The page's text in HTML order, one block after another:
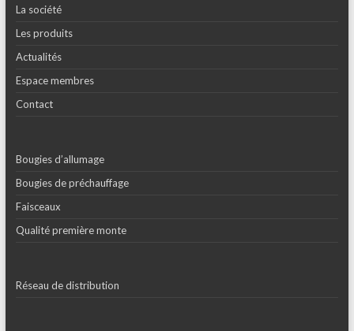
La société
Les produits
Actualités
Espace membres
Contact
Bougies d’allumage
Bougies de préchauffage
Faisceaux
Qualité première monte
Réseau de distribution